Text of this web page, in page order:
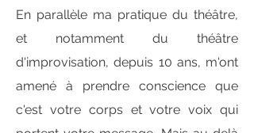
En parallèle ma pratique du théâtre,
et notamment du théâtre
d'improvisation, depuis 10 ans, m'ont
amené à prendre conscience que
c'est votre corps et votre voix qui